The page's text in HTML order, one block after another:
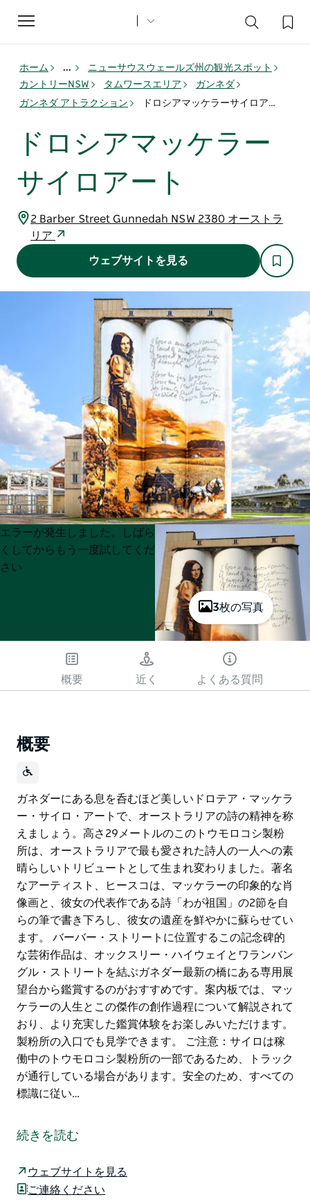
Toggle
navigation
ホーム ...
ニューサウスウェールズ州の観光スポット
カントリーNSW
タムワースエリア
ガンネダ
ガンネダ アトラクション
ドロシアマッケラーサイロアート
ドロシアマッケラー
サイロアート
2 Barber Street Gunnedah NSW 2380 オーストラ
リア
ウェブサイトを見る
3枚の写真
Product
List
Product
List
エラーが発生しました。しばら
くしてからもう一度試してくだ
さい
概要 近く よくある質問
概要
ガネダーにある息を呑むほど美しいドロテア・マッケラ
ー・サイロ・アートで、オーストラリアの詩の精神を称
えましょう。高さ29メートルのこのトウモロコシ製粉
所は、オーストラリアで最も愛された詩人の一人への素
晴らしいトリビュートとして生まれ変わりました。著名
なアーティスト、ヒースコは、マッケラーの印象的な肖
像画と、彼女の代表作である詩「わが祖国」の2節を自
らの筆で書き下ろし、彼女の遺産を鮮やかに蘇らせてい
ます。 バーバー・ストリートに位置するこの記念碑的
な芸術作品は、オックスリー・ハイウェイとワランバン
グル・ストリートを結ぶガネダー最新の橋にある専用展
望台から鑑賞するのがおすすめです。案内板では、マッ
ケラーの人生とこの傑作の創作過程について解説されて
おり、より充実した鑑賞体験をお楽しみいただけます。
製粉所の入口でも見学できます。 ご注意：サイロは稼
働中のトウモロコシ製粉所の一部であるため、トラック
が通行している場合があります。安全のため、すべての
標識に従い…
ー・サイロ・アートで、オーストラリアの詩の精神を称
えましょう。高さ29メートルのこのトウモロコシ製粉
晴らしいトリビュートとして生まれ変わりました。著名
なアーティスト、ヒースコは、マッケラーの印象的な肖
続きを読む
ウェブサイトを見る
ご連絡ください